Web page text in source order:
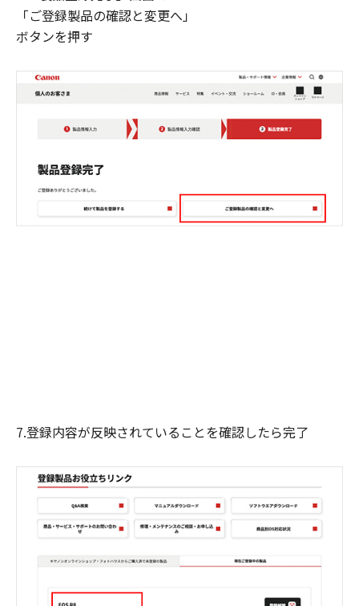
「ご登録製品の確認と変更へ」
ボタンを押す
7.登録内容が反映されていることを確認したら完了